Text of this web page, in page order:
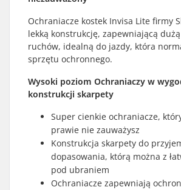
Ochraniacze kostek Invisa Lite firmy
lekką konstrukcję, zapewniającą
ruchów, idealną do jazdy, która
sprzętu ochronnego.
Wysoki poziom Ochraniaczy w
konstrukcji skarpety
Super cienkie ochraniacze,
prawie nie zauważysz
Konstrukcja skarpety do
dopasowania, którą można z
pod ubraniem
Ochraniacze zapewniają